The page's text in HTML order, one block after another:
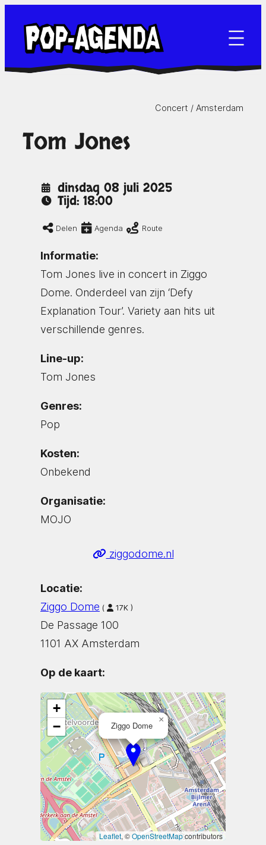
naar
inhoud
Concert / Amsterdam
Tom Jones
dinsdag 08 juli 2025
Tijd: 18:00
Delen Agenda Route
Informatie:
Tom Jones live in concert in Ziggo
Dome. Onderdeel van zijn ‘Defy
Explanation Tour’. Variety aan hits uit
verschillende genres.
Line-up:
Tom Jones
Genres:
Pop
Kosten:
Onbekend
Organisatie:
MOJO
ziggodome.nl
Locatie:
Ziggo Dome ( 17K )
De Passage 100
1101 AX Amsterdam
Op de kaart:
Ziggo Dome
×
+
−
Leaflet, ©OpenStreetMapcontributors